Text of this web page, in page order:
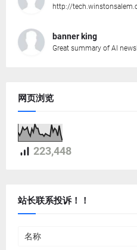
http://
banner king
Great summary of AI
网页浏览
223,448
站长联系投诉！！